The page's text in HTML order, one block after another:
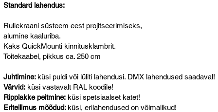
Standard lahendus:
Rullekraani süsteem eest projitseerimiseks,
alumine kaaluriba.
Kaks QuickMounti kinnitusklambrit.
Toitekaabel, pikkus ca. 250 cm
Juhtimine: küsi puldi või lüliti lahendusi. DMX lahendused saadaval!
Värvid: küsi vastavalt RAL koodile!
Ripplakke peitmine: küsi spetsiaalset katet!
Eritellimus mõõdud: küsi, erilahendused on võimalikud!